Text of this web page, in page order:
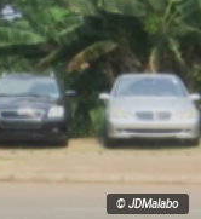
© JDMalabo